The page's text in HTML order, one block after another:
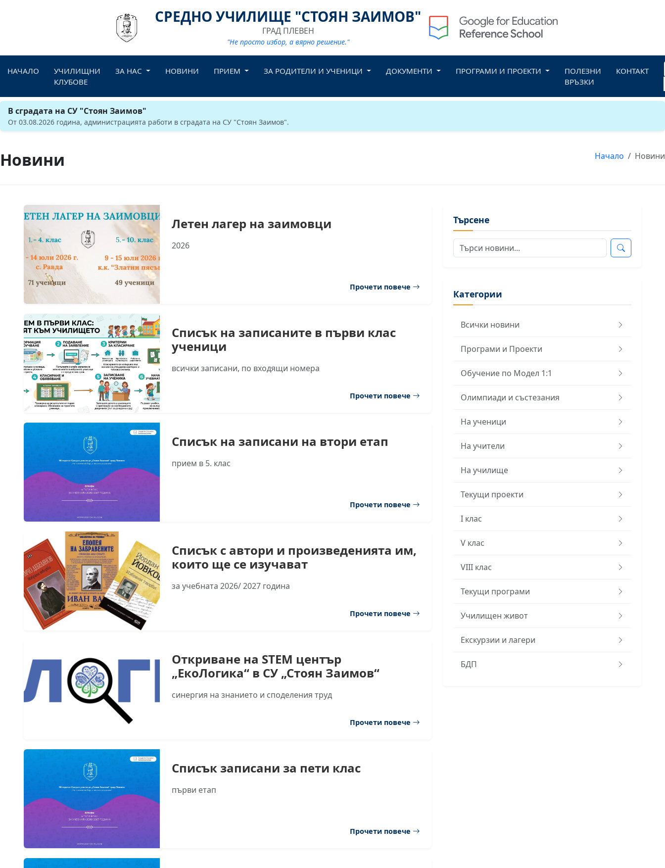
СРЕДНО УЧИЛИЩЕ "СТОЯН ЗАИМОВ"
ГРАД ПЛЕВЕН
"Не просто избор, а вярно решение."
НАЧАЛО
УЧИЛИЩНИ
КЛУБОВЕ
ЗА НАС НОВИНИ ПРИЕМ ЗА РОДИТЕЛИ И УЧЕНИЦИ ДОКУМЕНТИ ПРОГРАМИ И ПРОЕКТИ
ПОЛЕЗНИ
ВРЪЗКИ
КОНТАКТ
В сградата на СУ "Стоян Заимов"
От 03.08.2026 година, администрацията работи в сградата на СУ "Стоян Заимов".
Новини Начало Новини
Летен лагер на заимовци
2026
Прочети повече
Списък на записаните в първи клас
ученици
всички записани, по входящи номера
Прочети повече
Списък на записани на втори етап
прием в 5. клас
Прочети повече
Списък с автори и произведенията им,
които ще се изучават
за учебната 2026/ 2027 година
Прочети повече
Откриване на STEM център
„ЕкоЛогика“ в СУ „Стоян Заимов“
синергия на знанието и споделения труд
Прочети повече
Списък записани за пети клас
първи етап
Прочети повече
Търсене
Категории
Всички новини
Програми и Проекти
Обучение по Модел 1:1
Олимпиади и състезания
На ученици
На учители
На училище
Текущи проекти
I клас
V клас
VIII клас
Текущи програми
Училищен живот
Екскурзии и лагери
БДП